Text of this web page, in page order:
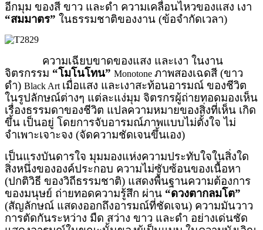
อีกมุม ของสี ขาว และดำ ความเคลื่อนไหวของแสง เงา
“สมมาตร” ในธรรมชาติของงาน (ข้อจำกัดเวลา)
ความเฉียบขาดของแสง และเงา ในงาน
จิตรกรรม “โมโนโทน” Monotone ภาพสองเฉดสี (ขาว
ดำ) Black Art เมื่อแสง และเงาสะท้อนอารมณ์ ของชีวิต
ในรูปลักษณ์ต่างๆ แต่ละแง่มุม จิตรกรผู้ถ่ายทอดมองเห็น
เรื่องธรรมดาของชีวิต แปลความหมายของสิ่งที่เห็น เกิด
ขึ้น เป็นอยู่ โดยการจับอารมณ์ภาพแบบไม่ตั้งใจ ไม่
จำเพาะเจาะจง (จัดความชัดเจนขึ้นเอง)
เป็นแรงบันดารใจ มุมมองแห่งความประทับใจในสิ่งใด
สิ่งหนึ่งขององค์ประกอบ ความไม่ซับซ้อนของเนื้อหา
(ปกติวิธี ของวิถีธรรมชาติ) แสดงพื้นฐานความต้องการ
ของมนุษย์ ถ่ายทอดความรู้สึก ผ่าน “ดวงตากลมโต”
(สัญลักษณ์ แสดงออกถึงอารมณ์ที่ชัดเจน) ความมันวาว
การตัดกันระหว่าง มืด สว่าง ขาว และดำ อย่างเด่นชัด